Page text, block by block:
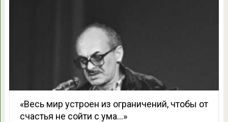
«Весь мир устроен из ограничений, чтобы от
счастья не сойти с ума…»